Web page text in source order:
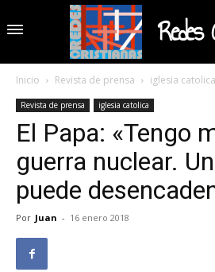
Redes
Inicio Revista de prensa iglesia catolica
Revista de prensa iglesia catolica
El Papa: «Tengo
guerra nuclear.
puede
Por Juan - 16 enero 2018